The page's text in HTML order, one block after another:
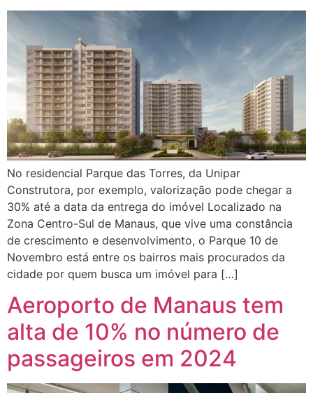
No residencial Parque das Torres, da Unipar
Construtora, por exemplo, valorização pode chegar a
30% até a data da entrega do imóvel Localizado na
Zona Centro-Sul de Manaus, que vive uma constância
de crescimento e desenvolvimento, o Parque 10 de
Novembro está entre os bairros mais procurados da
cidade por quem busca um imóvel para […]
Aeroporto de Manaus tem
alta de 10% no número de
passageiros em 2024